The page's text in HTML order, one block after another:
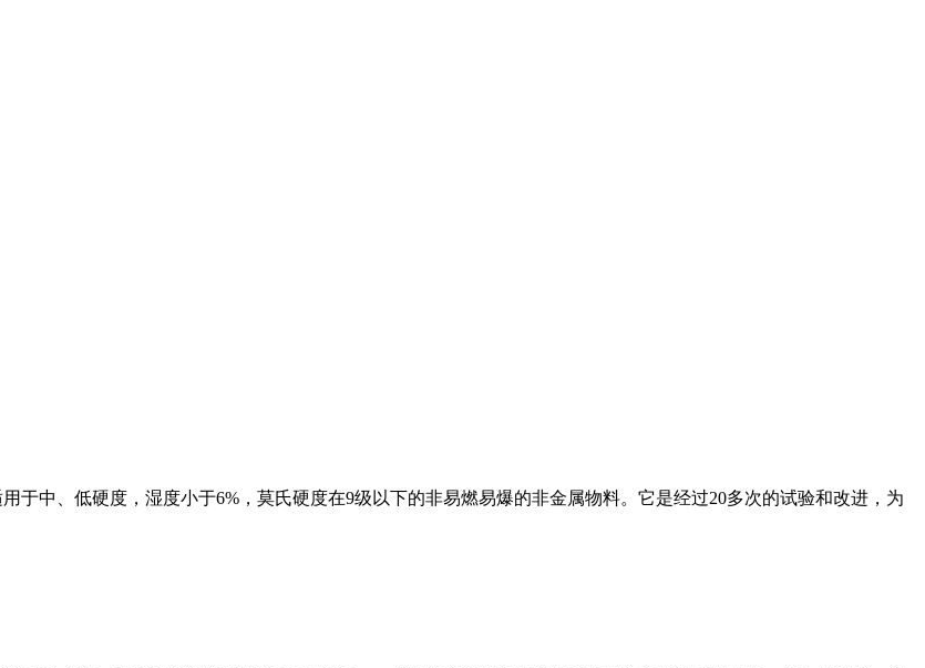
于中、低硬度，湿度小于6%，莫氏硬度在9级以下的非易燃易爆的非金属物料。它是经过20多次的试验和改进，为